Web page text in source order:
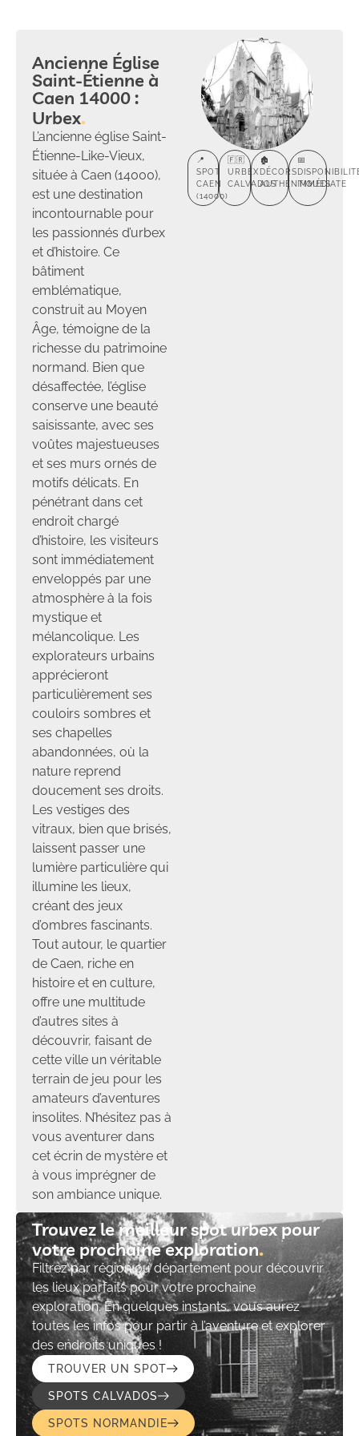
Ancienne Église
Saint-Étienne à
Caen 14000 :
Urbex
L’ancienne église Saint-
Étienne-Like-Vieux,
située à Caen (14000),
est une destination
incontournable pour
les passionnés d’urbex
et d’histoire. Ce
bâtiment
emblématique,
construit au Moyen
Âge, témoigne de la
richesse du patrimoine
normand. Bien que
désaffectée, l’église
conserve une beauté
saisissante, avec ses
voûtes majestueuses
et ses murs ornés de
motifs délicats. En
pénétrant dans cet
endroit chargé
d’histoire, les visiteurs
sont immédiatement
enveloppés par une
atmosphère à la fois
mystique et
mélancolique. Les
explorateurs urbains
apprécieront
particulièrement ses
couloirs sombres et
ses chapelles
abandonnées, où la
nature reprend
doucement ses droits.
Les vestiges des
vitraux, bien que brisés,
laissent passer une
lumière particulière qui
illumine les lieux,
créant des jeux
d’ombres fascinants.
Tout autour, le quartier
de Caen, riche en
histoire et en culture,
offre une multitude
d’autres sites à
découvrir, faisant de
cette ville un véritable
terrain de jeu pour les
amateurs d’aventures
insolites. N’hésitez pas à
vous aventurer dans
cet écrin de mystère et
à vous imprégner de
son ambiance unique.
📍
SPOT
CAEN
(14000)
🇫🇷
URBEX
CALVADOS
🏚️
DÉCORS
AUTHENTIQUES
📅
IMMÉDIATE
Trouvez le meilleur spot urbex pour
votre prochaine exploration​
Filtrez par région ou département pour découvrir
les lieux parfaits pour votre prochaine
exploration. En quelques instants, vous aurez
toutes les infos pour partir à l’aventure et explorer
des endroits uniques !
TROUVER UN SPOT
SPOTS CALVADOS
SPOTS NORMANDIE